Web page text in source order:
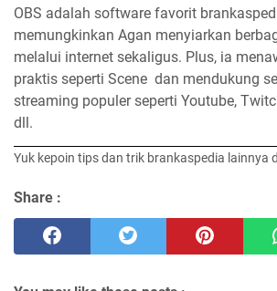
OBS adalah software favorit
memungkinkan Agan menyiarkan
melalui internet sekaligus. Plus, ia
praktis seperti Scene dan mendukung
streaming populer seperti Youtube,
dll.
Yuk kepoin tips dan trik brankaspedia lainnya
Share :